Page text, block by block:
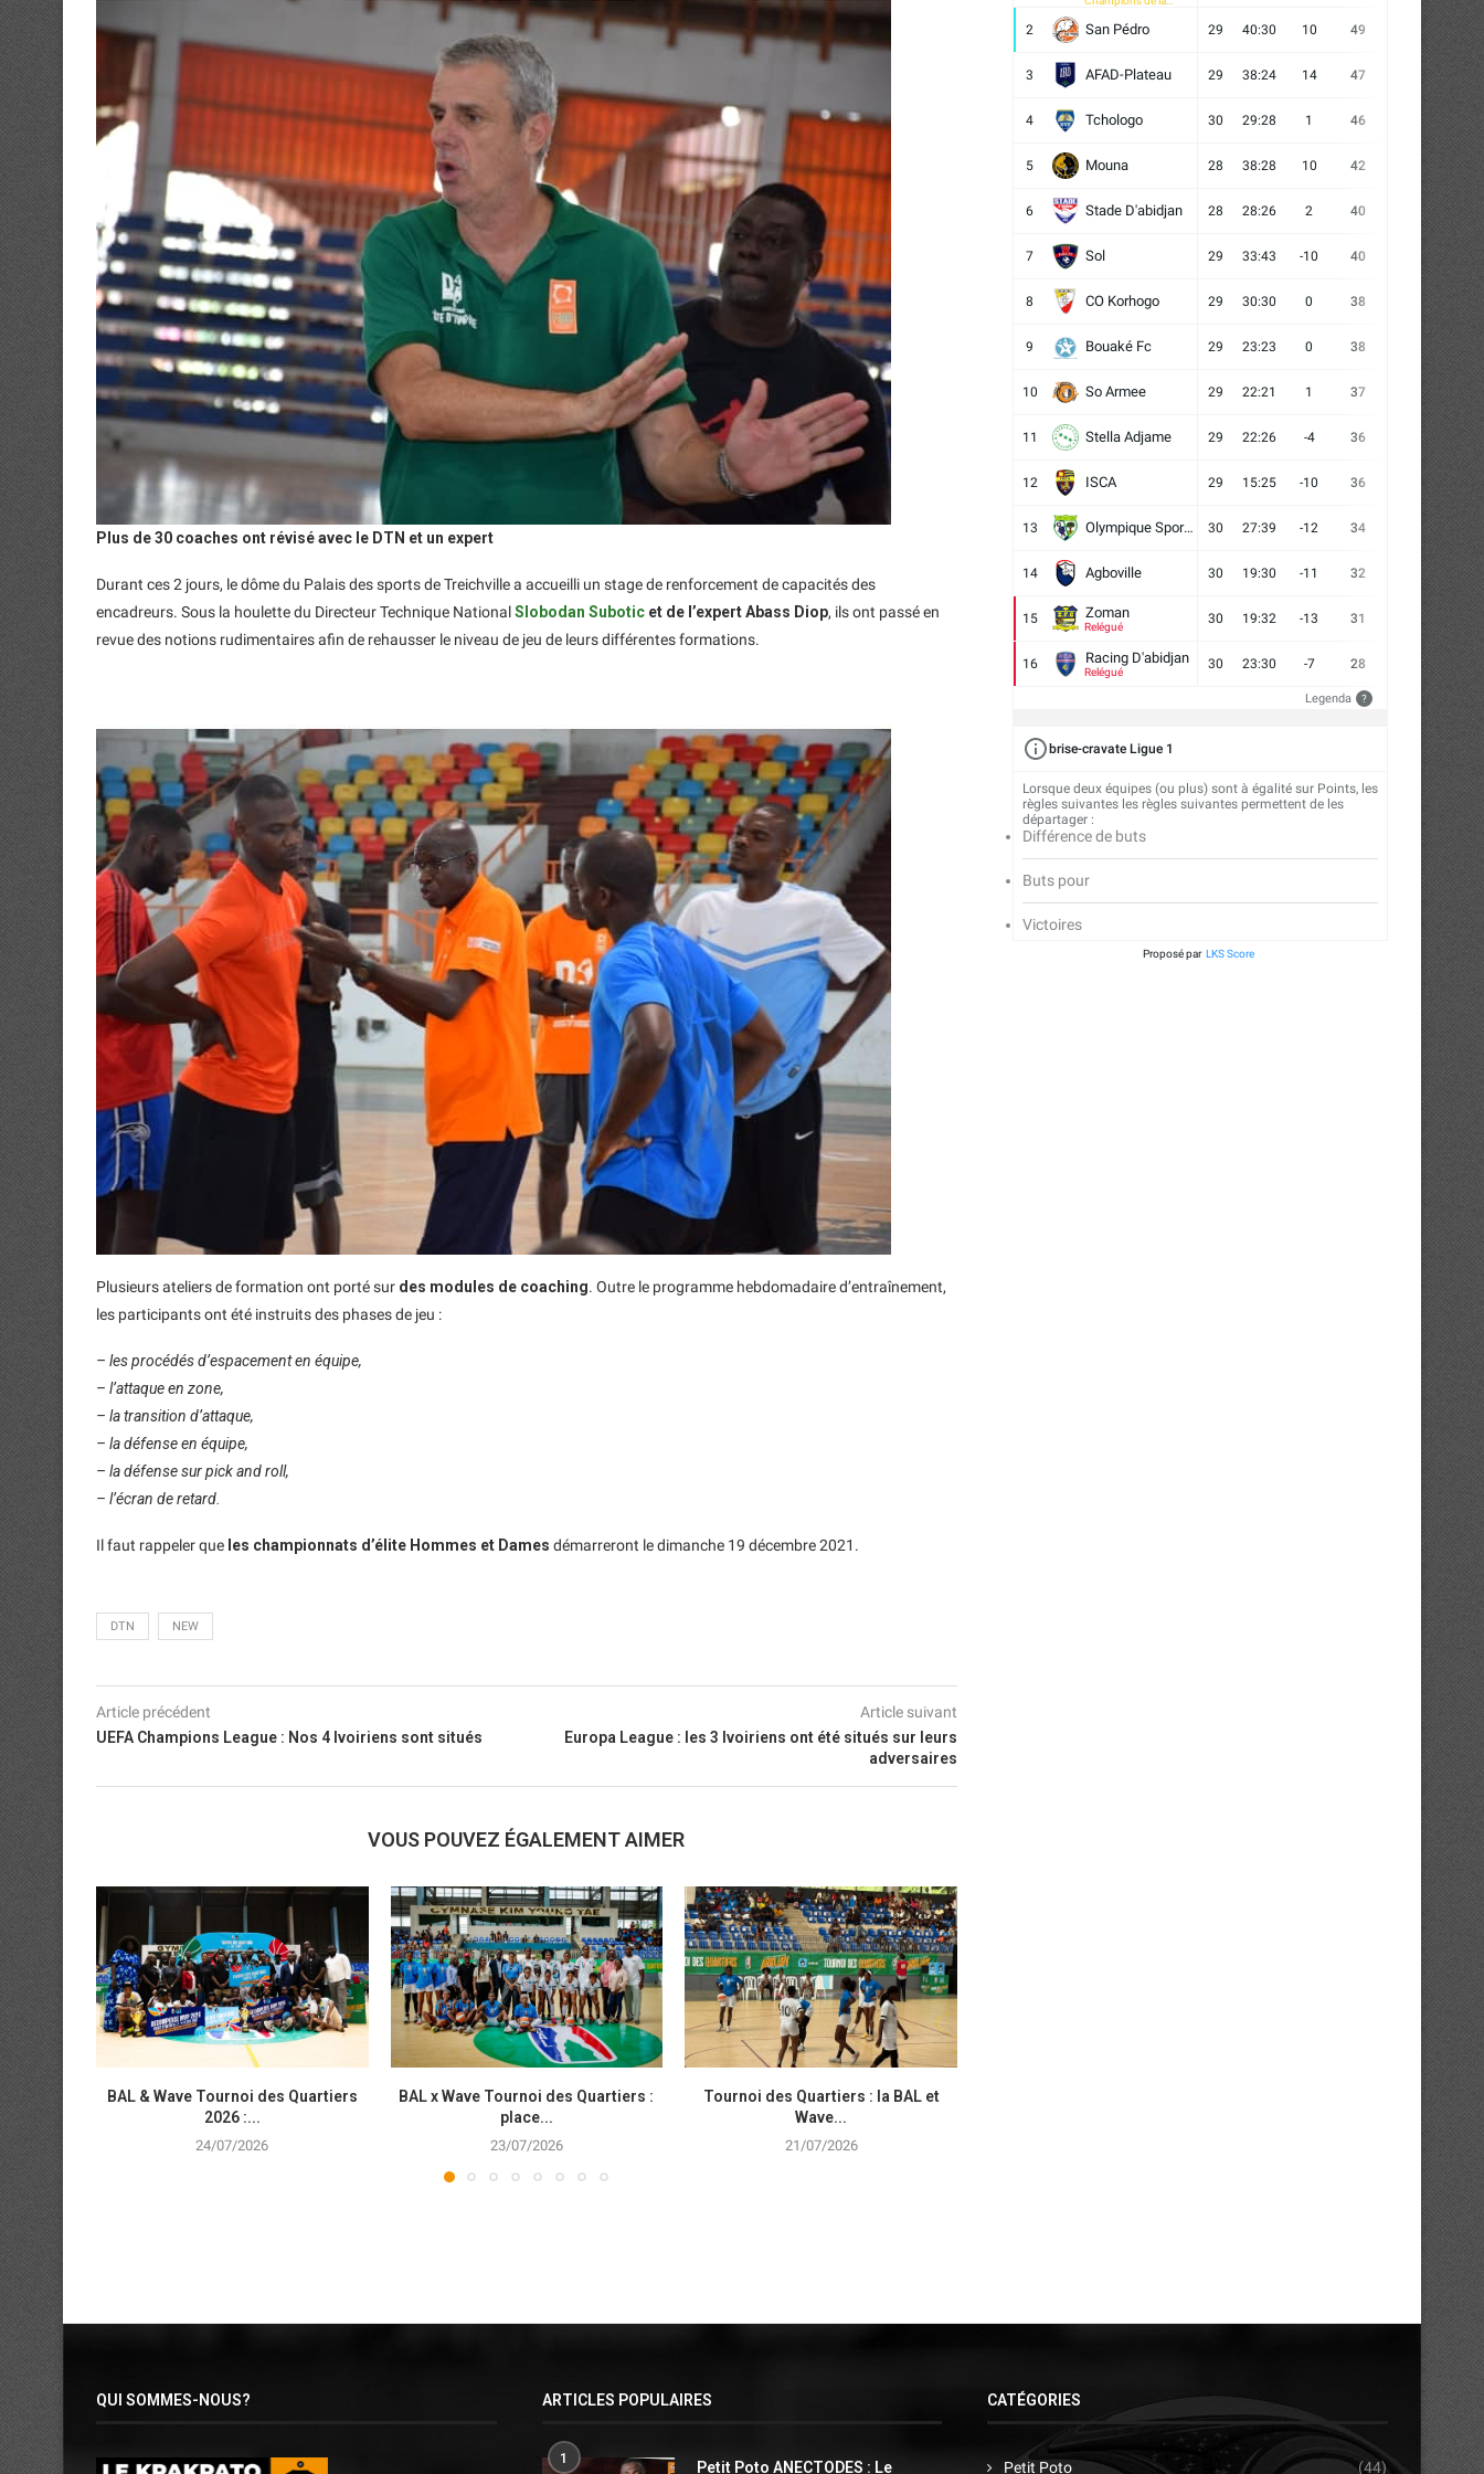
Plus de 30 coaches ont révisé avec le DTN et un expert
Durant ces 2 jours, le dôme du Palais des sports de Treichville a accueilli un stage de renforcement de capacités des
encadreurs. Sous la houlette du Directeur Technique NationalSlobodan Subotic et de l’expert Abass Diop, ils ont passé en
revue des notions rudimentaires afin de rehausser le niveau de jeu de leurs différentes formations.
Plusieurs ateliers de formation ont porté sur des modules de coaching. Outre le programme hebdomadaire d’entraînement,
les participants ont été instruits des phases de jeu :
– les procédés d’espacement en équipe,
– l’attaque en zone,
– la transition d’attaque,
– la défense en équipe,
– la défense sur pick and roll,
– l’écran de retard.
Il faut rappeler que les championnats d’élite Hommes et Dames démarreront le dimanche 19 décembre 2021.
DTN NEW
Article précédent
UEFA Champions League : Nos 4 Ivoiriens sont situés
Article suivant
Europa League : les 3 Ivoiriens ont été situés sur leurs
adversaires
VOUS POUVEZ ÉGALEMENT AIMER
BAL & Wave Tournoi des Quartiers
2026 :...
24/07/2026
BAL x Wave Tournoi des Quartiers :
place...
23/07/2026
Tournoi des Quartiers : la BAL et
Wave...
21/07/2026
week-end
11/06/2026
2 San Pédro 29 40:30 10 49 10
3 AFAD-Plateau 29 38:24 14 47 8
4 Tchologo 30 29:28 1 46 8
5 Mouna 28 38:28 10 42 6 10
6 Stade D'abidjan 28 28:26 2 40
7 Sol 29 33:43 -10 40
8 CO Korhogo 29 30:30 0 38 8 11
9 Bouaké Fc 29 23:23 0 38 9
10 So Armee 29 22:21 1 37 10
11 Stella Adjame 29 22:26 -4 36 11
12 ISCA 29 15:25 -10 36
13 Olympique Sport d'Abobo FC 30 27:39 -12 34 14
14 Agboville 30 19:30 -11 32
15 Zoman
Relégué
30 19:32 -13 31
16 Racing D'abidjan
Relégué
30 23:30 -7 28
Legenda ?
brise-cravate Ligue 1
Lorsque deux équipes (ou plus) sont à égalité sur Points, les
règles suivantes les règles suivantes permettent de les
départager :
Différence de buts
Buts pour
Victoires
Proposé par LKS Score
QUI SOMMES-NOUS? ARTICLES POPULAIRES
1 Petit Poto ANECTODES : Le
CATÉGORIES
Petit Poto (44)